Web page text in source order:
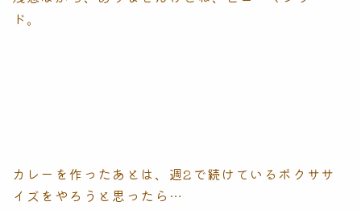
ド。
カレーを作ったあとは、週2で続けているボクササ
イズをやろうと思ったら…